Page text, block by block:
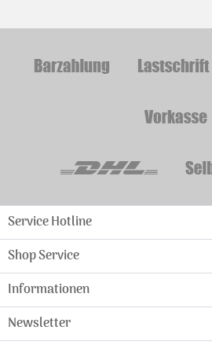
Service Hotline
Shop Service
Informationen
Newsletter